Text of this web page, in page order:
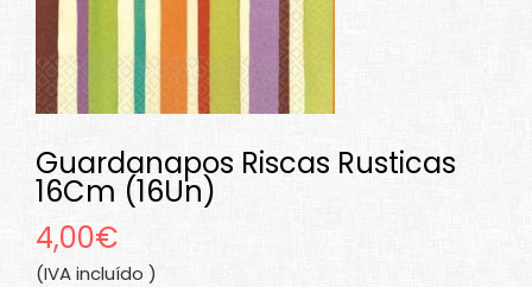
Guardanapos Riscas Rusticas
16Cm (16Un)
4,00€
(IVA incluído )